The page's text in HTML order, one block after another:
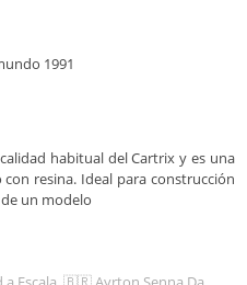
1991
habitual del Cartrix y es una
resina. Ideal para construcción
un modelo